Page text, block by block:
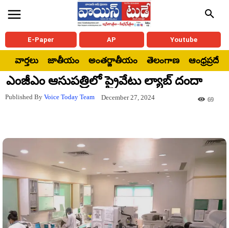
E-Paper AP Youtube
వార్తలు జాతీయం అంతర్జాతీయం తెలంగాణ ఆంధ్రప్రదేశ్
ఎంజీఎం ఆసుపత్రిలో ప్రైవేటు ల్యాబ్ దందా
Published By Voice Today Team December 27, 2024 69